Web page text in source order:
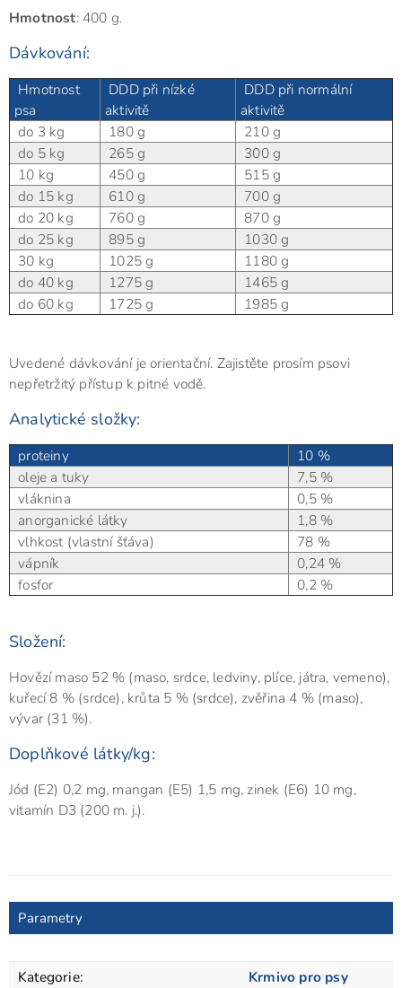
Hmotnost: 400 g.
Dávkování:
Hmotnost
psa
DDD při nízké
aktivitě
DDD při normální
aktivitě
do 3 kg
180 g
210 g
do 5 kg
265 g
300 g
10 kg
450 g
515 g
do 15 kg
610 g
700 g
do 20 kg
760 g
870 g
do 25 kg
895 g
1030 g
30 kg
1025 g
1180 g
do 40 kg
1275 g
1465 g
do 60 kg
1725 g 1985 g
Uvedené dávkování je orientační. Zajistěte prosím psovi
nepřetržitý přístup k pitné vodě.
Analytické složky:
proteiny
10 %
oleje a tuky
7,5 %
vláknina
0,5 %
anorganické látky
1,8 %
vlhkost (vlastní šťáva)
78 %
vápník
0,24 %
fosfor
0,2 %
Složení:
Hovězí maso 52 % (maso, srdce, ledviny, plíce, játra, vemeno),
kuřecí 8 % (srdce), krůta 5 % (srdce), zvěřina 4 % (maso),
vývar (31 %).
Doplňkové látky/kg:
Jód (E2) 0,2 mg, mangan (E5) 1,5 mg, zinek (E6) 10 mg,
vitamín D3 (200 m. j.).
Parametry
Kategorie: Krmivo pro psy